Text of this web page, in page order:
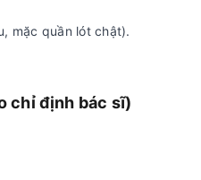
mặc quần lót chật).
chỉ định bác sĩ)